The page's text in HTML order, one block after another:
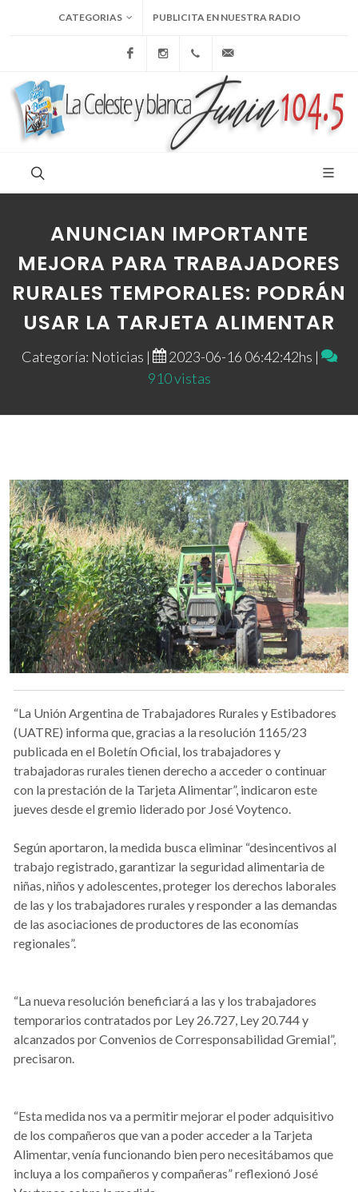
CATEGORIAS PUBLICITA EN NUESTRA RADIO
FacebookInstagram+54 9 236 465-4833
ANUNCIAN IMPORTANTE
MEJORA PARA TRABAJADORES
RURALES TEMPORALES: PODRÁN
USAR LA TARJETA ALIMENTAR
Categoría: Noticias |
2023-06-16 06:42:42hs |
910 vistas
“La Unión Argentina de Trabajadores Rurales y Estibadores
(UATRE) informa que, gracias a la resolución 1165/23
publicada en el Boletín Oficial, los trabajadores y
trabajadoras rurales tienen derecho a acceder o continuar
con la prestación de la Tarjeta Alimentar”, indicaron este
jueves desde el gremio liderado por José Voytenco.
Según aportaron, la medida busca eliminar “desincentivos al
trabajo registrado, garantizar la seguridad alimentaria de
niñas, niños y adolescentes, proteger los derechos laborales
de las y los trabajadores rurales y responder a las demandas
de las asociaciones de productores de las economías
regionales”.
“La nueva resolución beneficiará a las y los trabajadores
temporarios contratados por Ley 26.727, Ley 20.744 y
alcanzados por Convenios de Corresponsabilidad Gremial”,
precisaron.
“Esta medida nos va a permitir mejorar el poder adquisitivo
de los compañeros que van a poder acceder a la Tarjeta
Alimentar, venía funcionando bien pero necesitábamos que
incluya a los compañeros y compañeras” reflexionó José